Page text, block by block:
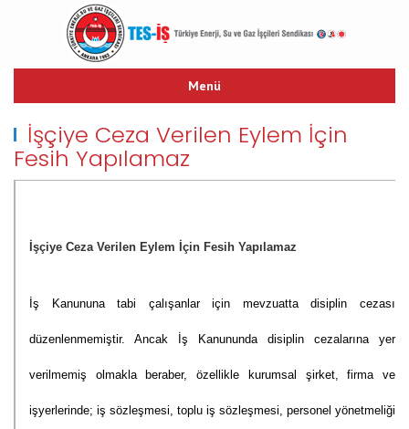
Menü
ANASAYFA
TARİHÇE
TES-İŞ MARŞI
TOPLU İŞ SÖZLEŞMESİ
LİNKLER
İşçiye Ceza Verilen Eylem İçin
Fesih Yapılamaz
İşçiye Ceza Verilen Eylem İçin Fesih Yapılamaz
İş Kanununa tabi çalışanlar için mevzuatta disiplin cezası
düzenlenmemiştir. Ancak İş Kanununda disiplin cezalarına yer
verilmemiş olmakla beraber, özellikle kurumsal şirket, firma ve
işyerlerinde; iş sözleşmesi, toplu iş sözleşmesi, personel yönetmeliği